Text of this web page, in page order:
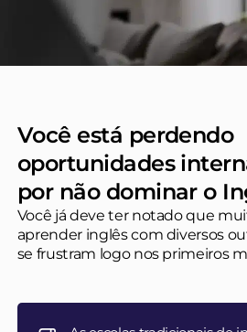
Você está perdendo
oportunidades
por não dominar o
Você já deve ter notado que
aprender inglês com diversos
se frustram logo nos primeiros